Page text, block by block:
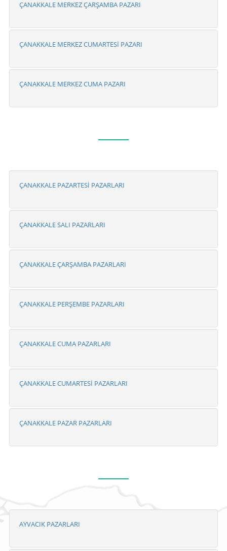
ÇANAKKALE MERKEZ ÇARŞAMBA PAZARI
ÇANAKKALE MERKEZ CUMARTESİ PAZARI
ÇANAKKALE MERKEZ CUMA PAZARI
ÇANAKKALE PAZARTESİ PAZARLARI
ÇANAKKALE SALI PAZARLARI
ÇANAKKALE ÇARŞAMBA PAZARLARI
ÇANAKKALE PERŞEMBE PAZARLARI
ÇANAKKALE CUMA PAZARLARI
ÇANAKKALE CUMARTESİ PAZARLARI
ÇANAKKALE PAZAR PAZARLARI
AYVACIK PAZARLARI